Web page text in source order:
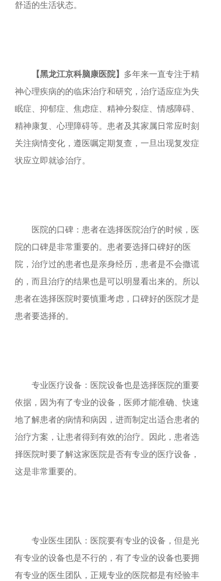
舒适的生活状态。​
【黑龙江京科脑康医院】 多年来一直专注于精
神心理疾病的的临床治疗和研究，治疗适应症为失
眠症、抑郁症、焦虑症、精神分裂症、情感障碍、
精神康复、心理障碍等。患者及其家属日常应时刻
关注病情变化，遵医嘱定期复查，一旦出现复发症
状应立即就诊治疗。
医院的口碑：患者在选择医院治疗的时候，医
院的口碑是非常重要的。患者要选择口碑好的医
院，治疗过的患者也是亲身经历，患者是不会撒谎
的，而且治疗的结果也是可以明显看出来的。所以
患者在选择医院时要慎重考虑，口碑好的医院才是
患者要选择的。
专业医疗设备：医院设备也是选择医院的重要
依据，因为有了专业的设备，医师才能准确、快速
地了解患者的病情和病因，进而制定出适合患者的
治疗方案，让患者得到有效的治疗。因此，患者选
择医院时要了解这家医院是否有专业的医疗设备，
这是非常重要的。
专业医生团队：医院要有专业的设备，但是光
有专业的设备也是不行的，有了专业的设备也要拥
有专业的医生团队，正规专业的医院都是有经验丰